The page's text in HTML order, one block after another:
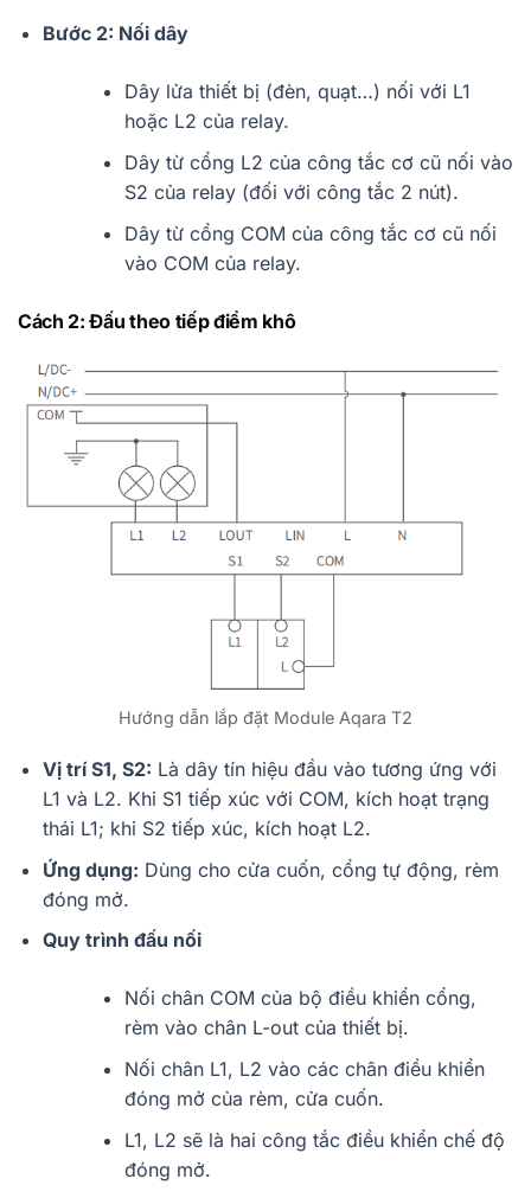
Bước 2: Nối dây
Dây lửa thiết bị (đèn, quạt…) nối với L1
hoặc L2 của relay.
Dây từ cổng L2 của công tắc cơ cũ nối vào
S2 của relay (đối với công tắc 2 nút).
Dây từ cổng COM của công tắc cơ cũ nối
vào COM của relay.
Cách 2: Đấu theo tiếp điểm khô
Hướng dẫn lắp đặt Module Aqara T2
Vị trí S1, S2: Là dây tín hiệu đầu vào tương ứng với
L1 và L2. Khi S1 tiếp xúc với COM, kích hoạt trạng
thái L1; khi S2 tiếp xúc, kích hoạt L2.
Ứng dụng: Dùng cho cửa cuốn, cổng tự động, rèm
đóng mở.
Quy trình đấu nối
Nối chân COM của bộ điều khiển cổng,
rèm vào chân L-out của thiết bị.
Nối chân L1, L2 vào các chân điều khiển
đóng mở của rèm, cửa cuốn.
L1, L2 sẽ là hai công tắc điều khiển chế độ
đóng mở.